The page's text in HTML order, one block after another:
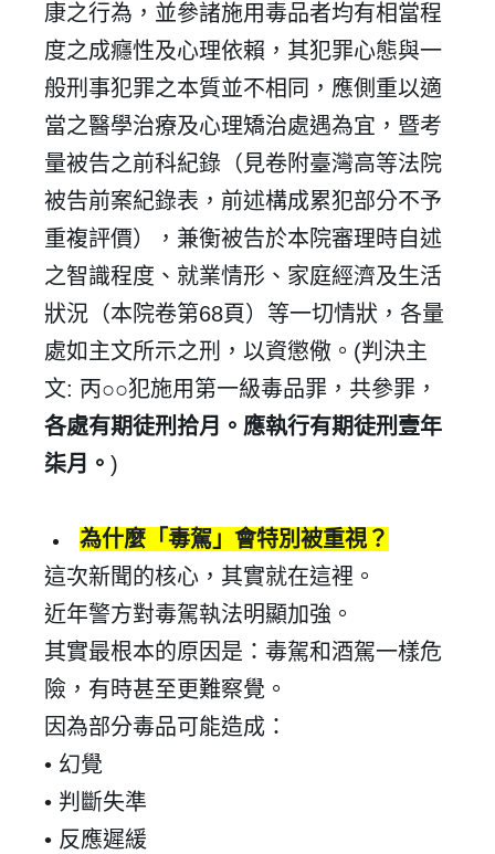
會員登入
登 入
忘記密碼？
建立專屬帳號
只要再完成幾個步驟，即可完成帳號的註冊程序，
康之行為，並參諸施用毒品者均有相當程
度之成癮性及心理依賴，其犯罪心態與一
般刑事犯罪之本質並不相同，應側重以適
當之醫學治療及心理矯治處遇為宜，暨考
量被告之前科紀錄（見卷附臺灣高等法院
被告前案紀錄表，前述構成累犯部分不予
重複評價），兼衡被告於本院審理時自述
之智識程度、就業情形、家庭經濟及生活
狀況（本院卷第68頁）等一切情狀，各量
處如主文所示之刑，以資懲儆。 (判決主
文: 丙○○犯施用第一級毒品罪，共參罪，
各處有期徒刑拾月。應執行有期徒刑壹年
柒月。 )
為什麼「毒駕」會特別被重視？
這次新聞的核心，其實就在這裡。
近年警方對毒駕執法明顯加強。
其實最根本的原因是：毒駕和酒駕一樣危
險，有時甚至更難察覺。
因為部分毒品可能造成：
• 幻覺
• 判斷失準
• 反應遲緩